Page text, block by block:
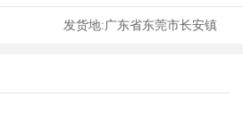
发货地:广东省东莞市长安镇